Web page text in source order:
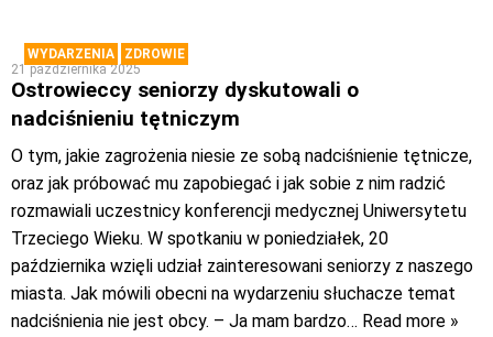
WYDARZENIA
ZDROWIE
21 października 2025
Ostrowieccy seniorzy dyskutowali o
nadciśnieniu tętniczym
O tym, jakie zagrożenia niesie ze sobą nadciśnienie tętnicze,
oraz jak próbować mu zapobiegać i jak sobie z nim radzić
rozmawiali uczestnicy konferencji medycznej Uniwersytetu
Trzeciego Wieku. W spotkaniu w poniedziałek, 20
października wzięli udział zainteresowani seniorzy z naszego
miasta. Jak mówili obecni na wydarzeniu słuchacze temat
nadciśnienia nie jest obcy. – Ja mam bardzo… Read more »